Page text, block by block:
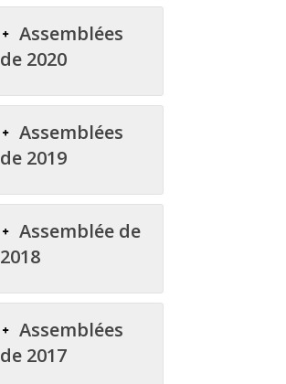
Assemblées
de 2020
Assemblées
de 2019
Assemblée de
2018
Assemblées
de 2017